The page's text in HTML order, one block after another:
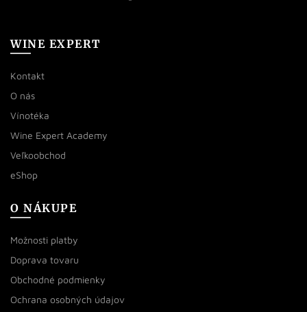
WINE EXPERT
Kontakt
O nás
Vínotéka
Wine Expert Academy
Veľkoobchod
eShop
O NÁKUPE
Možnosti platby
Doprava tovaru
Obchodné podmienky
Ochrana osobných údajov